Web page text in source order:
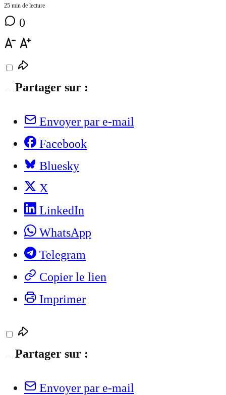
25 min de lecture
0
Partager sur :
Envoyer par e-mail
Facebook
Bluesky
X
LinkedIn
WhatsApp
Telegram
Copier le lien
Imprimer
Partager sur :
Envoyer par e-mail